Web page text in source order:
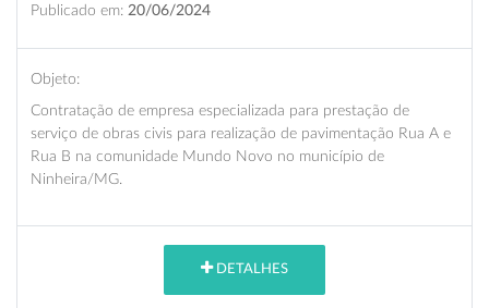
Publicado em: 20/06/2024
Objeto:
Contratação de empresa especializada para prestação de
serviço de obras civis para realização de pavimentação Rua A e
Rua B na comunidade Mundo Novo no município de
Ninheira/MG.
DETALHES